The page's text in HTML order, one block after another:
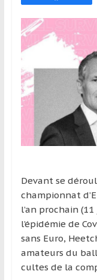
l’étranger
pour
assouvir
leur
passion,
profitant
découverte
culturelle
d’un
pays
d’une
région
Devant se
championnat
l’an prochain
l’épidémie de
sans Euro,
amateurs du
cultes de la